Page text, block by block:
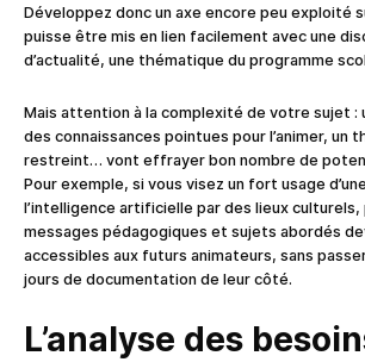
Développez donc un axe encore peu exploité
puisse être mis en lien facilement avec une
d’actualité, une thématique du programme
Mais attention à la complexité de votre sujet :
des connaissances pointues pour l’animer, un
restreint… vont effrayer bon nombre de
Pour exemple, si vous visez un fort usage
l’intelligence artificielle par des lieux culturels,
messages pédagogiques et sujets abordés
accessibles aux futurs animateurs, sans
jours de documentation de leur côté.
L’analyse des